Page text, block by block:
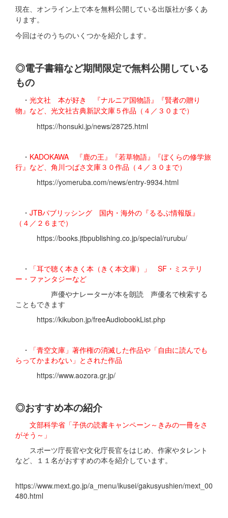
現在、オンライン上で本を無料公開している出版社が多くあ
ります。
今回はそのうちのいくつかを紹介します。
◎電子書籍など期間限定で無料公開している
もの
・ 光文社 本が好き 『ナルニア国物語』『賢者の贈り
物』など、光文社古典新訳文庫５作品（４／３０まで）
https://honsuki.jp/news/28725.html
・ KADOKAWA 『鹿の王』『若草物語』『ぼくらの修学旅
行』など、角川つばさ文庫３０作品（４／３０まで）
https://yomeruba.com/news/entry-9934.html
・ JTBパブリッシング 国内・海外の『るるぶ情報版』
（４／２６まで）
https://books.jtbpublishing.co.jp/special/rurubu/
・
「耳で聴く本きく本（きく本文庫）」 SF・ミステリ
ー・ファンタジーなど
声優やナレーターが本を朗読 声優名で検索する
こともできます
https://kikubon.jp/freeAudiobookList.php
・
「青空文庫」著作権の消滅した作品や「自由に読んでも
らってかまわない」とされた作品
https://www.aozora.gr.jp/
◎おすすめ本の紹介
文部科学省「子供の読書キャンペーン～きみの一冊をさ
がそう～」
スポーツ庁長官や文化庁長官をはじめ、作家やタレント
など、１１名がおすすめの本を紹介しています。
https://www.mext.go.jp/a_menu/ikusei/gakusyushien/mext_00
480.html